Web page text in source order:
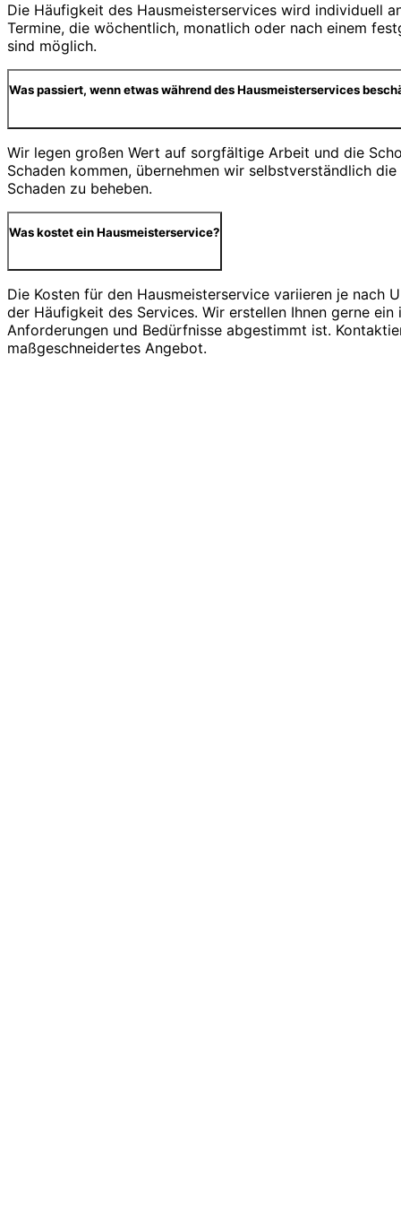
Die Häufigkeit des Hausmeisterservices wird individuell
Termine, die wöchentlich, monatlich oder nach einem
sind möglich.
Was passiert, wenn etwas während des Hausmeisterservices
Wir legen großen Wert auf sorgfältige Arbeit und die
Schaden kommen, übernehmen wir selbstverständlich
Schaden zu beheben.
Was kostet ein Hausmeisterservice?
Die Kosten für den Hausmeisterservice variieren je nach
der Häufigkeit des Services. Wir erstellen Ihnen gerne
Anforderungen und Bedürfnisse abgestimmt ist.
maßgeschneidertes Angebot.